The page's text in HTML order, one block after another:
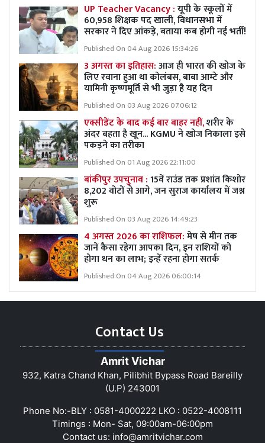
UP Teacher Vacancy :यूपी के स्कूलों में
60,958 शिक्षक पद खाली, विधानसभा में
सरकार ने दिए आंकड़े, बताया कब होगी नई भर्ती!
Published On 04 Aug 2026 15:34:26
3 अगस्त का इतिहास:आज ही भारत की खोज के
लिए रवाना हुआ था कोलंबस, बाबा आम्टे और
यामिनी कृष्णमूर्ति से भी जुड़ा है यह दिन
Published On 03 Aug 2026 07:06:12
एक्सीडेंट के बाद कई बार बाहर नहीं,शरीर के
अंदर बहता है खून... KGMU ने खोज निकाला इसे
पकड़ने का तरीका
Published On 01 Aug 2026 22:11:00
बांकीपुर उपचुनाव :15वें राउंड तक प्रशांत किशोर
8,202 वोटों से आगे, जन सुराज कार्यालय में जश्न
शुरू
Published On 03 Aug 2026 14:49:23
4 अगस्त 2026 का राशिफल:मेष से मीन तक
जानें कैसा रहेगा आपका दिन, इन राशियों को
होगा धन का लाभ; इन्हें रहना होगा सतर्क
Published On 04 Aug 2026 06:00:14
Contact Us
Amrit Vichar
932, Katra Chand Khan, Pilibhit Bypass Road Bareilly
(U.P) 243001
Phone No:-BLY : 0581-4000222 LKO : 0522-4008111
Timings : Mon- Sat, 09:00am-06:00pm
Contact us: info@amritvichar.com